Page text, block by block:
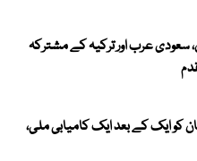
عرب اور ترکیہ کے مشترکہ
کو ایک کے بعد ایک کامیابی ملی،